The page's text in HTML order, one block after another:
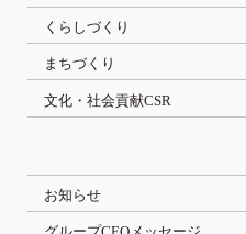
くらしづくり
まちづくり
文化・社会貢献CSR
お知らせ